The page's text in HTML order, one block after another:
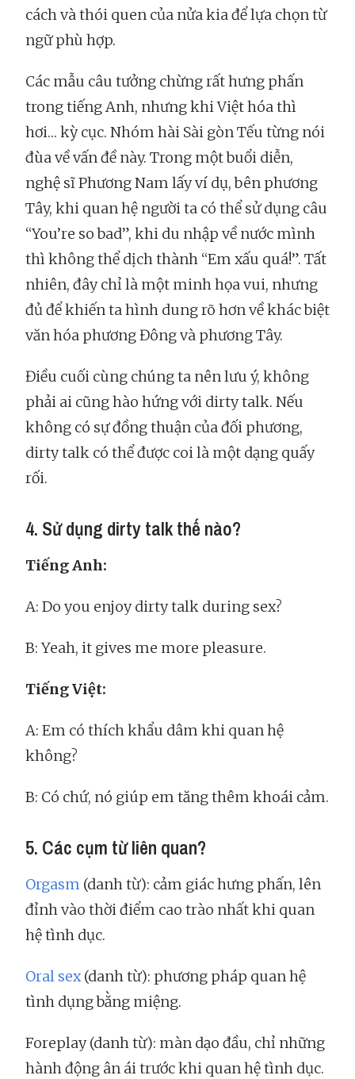
cách và thói quen của nửa kia để lựa chọn từ
ngữ phù hợp.
Các mẫu câu tưởng chừng rất hưng phấn
trong tiếng Anh, nhưng khi Việt hóa thì
hơi… kỳ cục. Nhóm hài Sài gòn Tếu từng nói
đùa về vấn đề này. Trong một buổi diễn,
nghệ sĩ Phương Nam lấy ví dụ, bên phương
Tây, khi quan hệ người ta có thể sử dụng câu
“You’re so bad”, khi du nhập về nước mình
thì không thể dịch thành “Em xấu quá!”. Tất
nhiên, đây chỉ là một minh họa vui, nhưng
đủ để khiến ta hình dung rõ hơn về khác biệt
văn hóa phương Đông và phương Tây.
Điều cuối cùng chúng ta nên lưu ý, không
phải ai cũng hào hứng với dirty talk. Nếu
không có sự đồng thuận của đối phương,
dirty talk có thể được coi là một dạng quấy
rối.
4. Sử dụng dirty talk thế nào?
Tiếng Anh:
A: Do you enjoy dirty talk during sex?
B: Yeah, it gives me more pleasure.
Tiếng Việt:
A: Em có thích khẩu dâm khi quan hệ
không?
B: Có chứ, nó giúp em tăng thêm khoái cảm.
5. Các cụm từ liên quan?
Orgasm (danh từ): cảm giác hưng phấn, lên
đỉnh vào thời điểm cao trào nhất khi quan
hệ tình dục.
Oral sex(danh từ): phương pháp quan hệ
tình dụng bằng miệng.
Foreplay (danh từ): màn dạo đầu, chỉ những
hành động ân ái trước khi quan hệ tình dục.